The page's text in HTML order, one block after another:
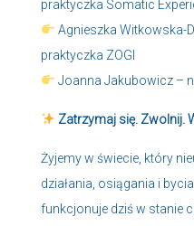
praktyczka Somatic
Agnieszka Witkowska-
praktyczka ZOGI
Joanna Jakubowicz –
Zatrzymaj się. Zwolnij.
Żyjemy w świecie, który
działania, osiągania i
funkcjonuje dziś w stanie